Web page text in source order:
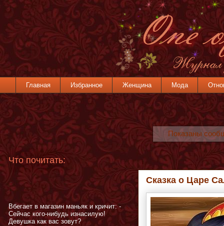
Главная Избранное Женщина Мода
Показаны
Сказка о Царе
Что почитать:
Вбегает в магазин маньяк и кричит: -
Сейчас кого-нибудь изнасилую!
Девушка как вас зовут?